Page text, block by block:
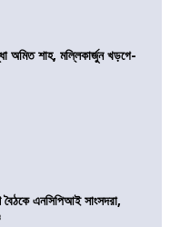
অমিত শাহ, মল্লিকার্জুন খড়গে-
বৈঠকে এনসিপিআই সাংসদরা,